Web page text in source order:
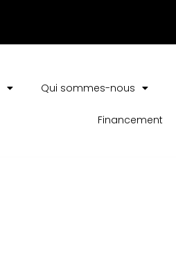
Qui sommes-nous
Financement